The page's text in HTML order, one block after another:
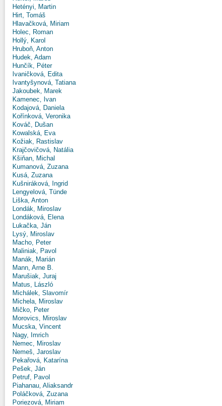
Hetényi, Martin
Hirt, Tomáš
Hlavačková, Miriam
Holec, Roman
Hollý, Karol
Hruboň, Anton
Hudek, Adam
Hunčík, Péter
Ivaničková, Edita
Ivantyšynová, Tatiana
Jakoubek, Marek
Kamenec, Ivan
Kodajová, Daniela
Kořínková, Veronika
Kováč, Dušan
Kowalská, Eva
Kožiak, Rastislav
Krajčovičová, Natália
Kšiňan, Michal
Kumanová, Zuzana
Kusá, Zuzana
Kušniráková, Ingrid
Lengyelová, Tünde
Liška, Anton
Londák, Miroslav
Londáková, Elena
Lukačka, Ján
Lysý, Miroslav
Macho, Peter
Maliniak, Pavol
Manák, Marián
Mann, Arne B.
Marušiak, Juraj
Matus, László
Michálek, Slavomír
Michela, Miroslav
Mičko, Peter
Morovics, Miroslav
Mucska, Vincent
Nagy, Imrich
Nemec, Miroslav
Nemeš, Jaroslav
Pekařová, Katarína
Pešek, Ján
Petruf, Pavol
Piahanau, Aliaksandr
Poláčková, Zuzana
Poriezová, Miriam